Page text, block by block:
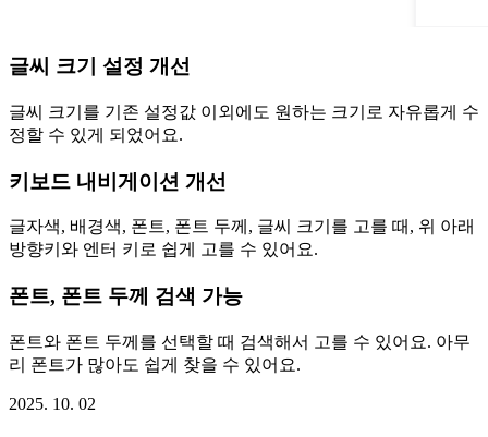
글씨 크기 설정 개선
글씨 크기를 기존 설정값 이외에도 원하는 크기로 자유롭게 수
정할 수 있게 되었어요.
키보드 내비게이션 개선
글자색, 배경색, 폰트, 폰트 두께, 글씨 크기를 고를 때, 위 아래
방향키와 엔터 키로 쉽게 고를 수 있어요.
폰트, 폰트 두께 검색 가능
폰트와 폰트 두께를 선택할 때 검색해서 고를 수 있어요. 아무
리 폰트가 많아도 쉽게 찾을 수 있어요.
2025. 10. 02